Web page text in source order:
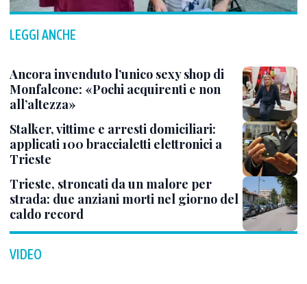
LEGGI ANCHE
Ancora invenduto l’unico sexy shop di
Monfalcone: «Pochi acquirenti e non
all’altezza»
Stalker, vittime e arresti domiciliari:
applicati 100 braccialetti elettronici a
Trieste
Trieste, stroncati da un malore per
strada: due anziani morti nel giorno del
caldo record
VIDEO